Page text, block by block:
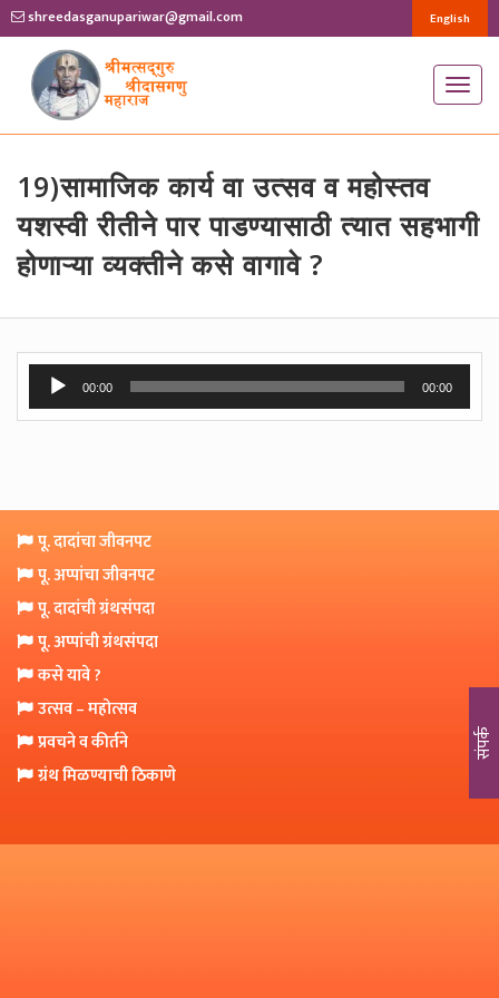
shreedasganupariwar@gmail.com English
T
l
e
i
a
o
19)सामाजिक कार्य वा उत्सव व महोस्तव
यशस्वी रीतीने पार पाडण्यासाठी त्यात सहभागी
होणाऱ्या व्यक्तीने कसे वागावे ?
Audio
Player
00:00 00:00
पू. दादांचा जीवनपट
पू. अप्पांचा जीवनपट
पू. दादांची ग्रंथसंपदा
पू. अप्पांची ग्रंथसंपदा
कसे यावे ?
उत्सव – महोत्सव
प्रवचने व कीर्तने
ग्रंथ मिळण्याची ठिकाणे
संपर्क